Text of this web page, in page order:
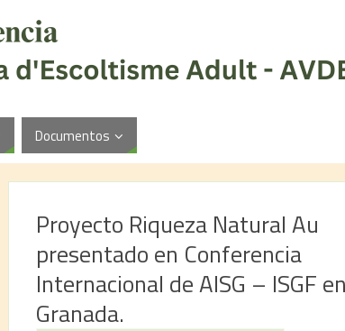
Documentos
Proyecto Riqueza Natural Au
presentado en Conferencia
Internacional de AISG – ISGF
Granada.